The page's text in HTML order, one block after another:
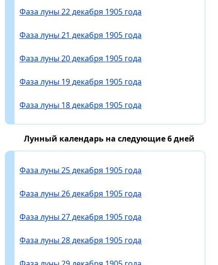
Фаза луны 22 декабря 1905 года
Фаза луны 21 декабря 1905 года
Фаза луны 20 декабря 1905 года
Фаза луны 19 декабря 1905 года
Фаза луны 18 декабря 1905 года
Лунный календарь на следующие 6 дней
Фаза луны 25 декабря 1905 года
Фаза луны 26 декабря 1905 года
Фаза луны 27 декабря 1905 года
Фаза луны 28 декабря 1905 года